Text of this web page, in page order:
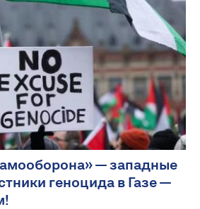
— западные
геноцида в Газе —